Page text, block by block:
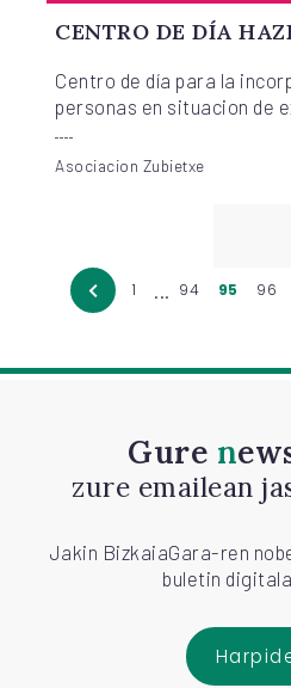
CENTRO DE DÍA
Centro de día para la
personas en situacion de
Asociacion Zubietxe
1 ... 94 95 96
Gure
zure emailean
Jakin BizkaiaGara-ren
buletin